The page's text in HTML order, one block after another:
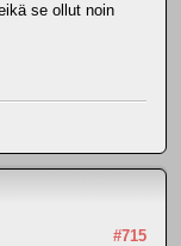
se ollut noin
#715